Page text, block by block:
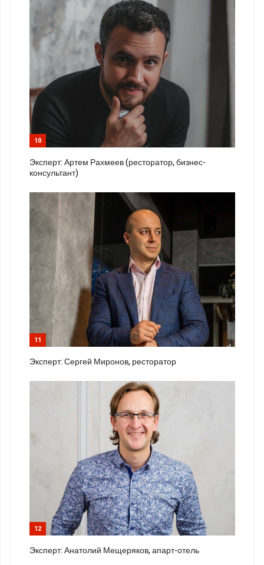
10
Эксперт: Артем Рахмеев (ресторатор, бизнес-
консультант)
11
Эксперт: Сергей Миронов, ресторатор
12
Эксперт: Анатолий Мещеряков, апарт-отель